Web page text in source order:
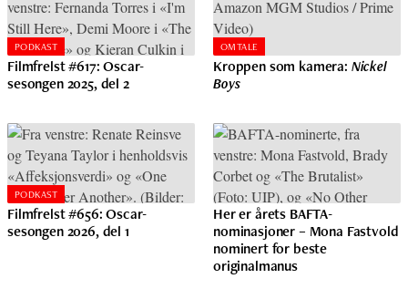
PODKAST
Filmfrelst #617: Oscar-
sesongen 2025, del 2
OMTALE
Kroppen som kamera: Nickel
Boys
PODKAST
Filmfrelst #656: Oscar-
sesongen 2026, del 1
Her er årets BAFTA-
nominasjoner – Mona Fastvold
nominert for beste
originalmanus